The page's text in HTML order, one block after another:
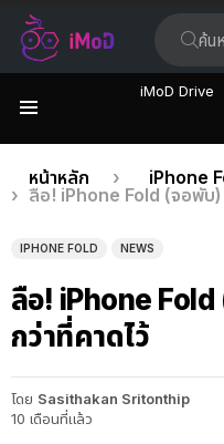
iMoD Drive
เรื่อง
ล่าสุด
คุณอยู่ที่นี่:
หน้าหลัก
iPhone
ลือ! iPhone Fold (จอพับ)
IPHONE FOLD NEWS
ลือ! iPhone Fold
กว่าที่คาดไว้
โดย Sasithakan Sritonthip
10 เดือนที่แล้ว